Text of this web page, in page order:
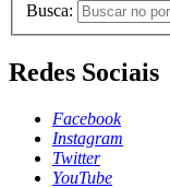
Busca:
Redes Sociais
Facebook
Instagram
Twitter
YouTube